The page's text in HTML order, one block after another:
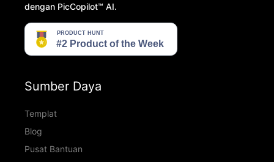
dengan PicCopilot™️ AI.
Sumber Daya
Templat
Blog
Pusat Bantuan